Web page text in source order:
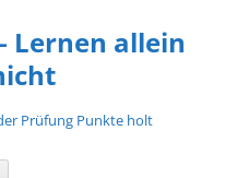
Lernen allein
Prüfung Punkte holt